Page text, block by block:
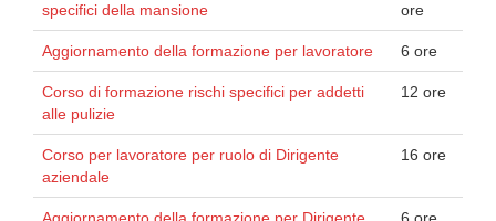
specifici della mansione
ore
Aggiornamento della formazione per lavoratore 6 ore
Corso di formazione rischi specifici per addetti
alle pulizie
12 ore
Corso per lavoratore per ruolo di Dirigente
aziendale
16 ore